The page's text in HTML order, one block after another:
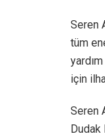
Seren
tüm
için
Seren
Dudak